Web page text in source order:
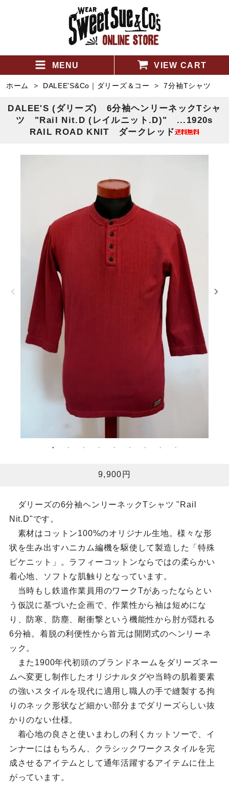
MENU VIEW CART
ホーム > DALEE'S&Co｜ダリーズ＆コー >7分袖Tシャツ
DALEE'S (ダリーズ) 6分袖ヘンリーネックTシャ
ツ "Rail Nit.D (レイルニット.D)" ...1920s
RAIL ROAD KNIT ダークレッド
9,900円
ダリーズの6分袖ヘンリーネックTシャツ "Rail
Nit.D"です。
素材はコットン100%のオリジナル生地。様々な形
状を生み出すハニカム編機を駆使して製造した「特殊
ピケニット」。ラフィーコットンならではの柔らかい
着心地、ソフトな肌触りとなっています。
当時もし鉄道作業員用のワークTがあったならとい
う仮説に基づいた企画で、作業性から袖は短めにな
り、防寒、防塵、耐衝撃という機能性から肘が隠れる
6分袖。着脱の利便性から首元は開閉式のヘンリーネ
ック。
また1900年代初頭のブランドネームをダリーズネー
ムへ変更し制作したオリジナルタグや当時の肌着要素
の強いスタイルを現代に適用し職人の手で縫製する拘
りのネック形状など細かい部分までダリーズらしい抜
かりのない仕様。
着心地の良さと使いまわしの利くカットソーで、イ
ンナーにはもちろん、クラシックワークスタイルを完
成させるアイテムとして通年活躍するアイテムに仕上
がっています。